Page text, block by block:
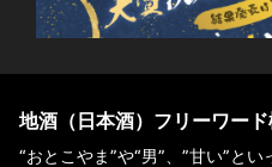
地酒（日本酒）フリーワー
“おとこやま”や“男”、”甘い”と